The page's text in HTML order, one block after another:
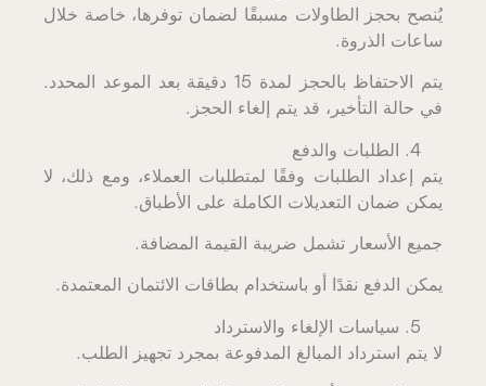
يُنصح بحجز الطاولات مسبقًا لضمان توفرها، خاصة خلال
ساعات الذروة.
يتم الاحتفاظ بالحجز لمدة 15 دقيقة بعد الموعد المحدد.
في حالة التأخير، قد يتم إلغاء الحجز.
الطلبات والدفع
يتم إعداد الطلبات وفقًا لمتطلبات العملاء، ومع ذلك، لا
يمكن ضمان التعديلات الكاملة على الأطباق.
جميع الأسعار تشمل ضريبة القيمة المضافة.
يمكن الدفع نقدًا أو باستخدام بطاقات الائتمان المعتمدة.
سياسات الإلغاء والاسترداد
لا يتم استرداد المبالغ المدفوعة بمجرد تجهيز الطلب.